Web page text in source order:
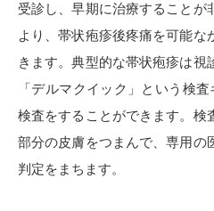
受診し、早期に治療することが
より、帯状疱疹後疼痛を可能な
きます。典型的な帯状疱疹は視
「デルマクイック」という検
検査をすることができます。検
部分の皮膚をつまんで、専用の
判定をまちます。